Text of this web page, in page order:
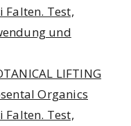
Falten. Test,
und
LIFTING
Organics
Falten. Test,